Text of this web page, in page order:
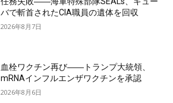
バで斬首されたCIA職員の遺体を回収
2026年8月7日
血栓ワクチン再び――トランプ大統領、
mRNAインフルエンザワクチンを承認
2026年8月6日